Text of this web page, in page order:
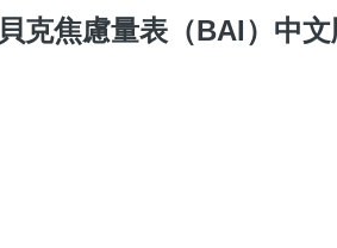
貝克焦慮量表（BAI）中